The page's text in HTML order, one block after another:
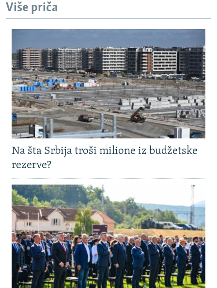
Više priča
Na šta Srbija troši milione iz budžetske
rezerve?